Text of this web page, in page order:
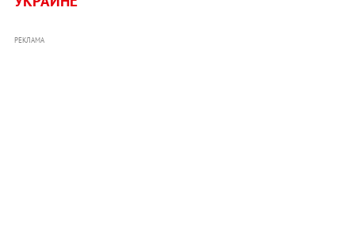
РЕКЛАМА